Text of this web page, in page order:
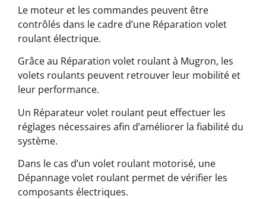
Le moteur et les commandes peuvent être
contrôlés dans le cadre d’une Réparation volet
roulant électrique.
Grâce au Réparation volet roulant à Mugron, les
volets roulants peuvent retrouver leur mobilité et
leur performance.
Un Réparateur volet roulant peut effectuer les
réglages nécessaires afin d’améliorer la fiabilité du
système.
Dans le cas d’un volet roulant motorisé, une
Dépannage volet roulant permet de vérifier les
composants électriques.